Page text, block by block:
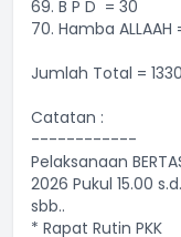
69. B P D = 30
70. Hamba ALLAAH
Jumlah Total =
Catatan :
------------
Pelaksanaan
2026 Pukul 15.00
sbb..
* Rapat Rutin PKK